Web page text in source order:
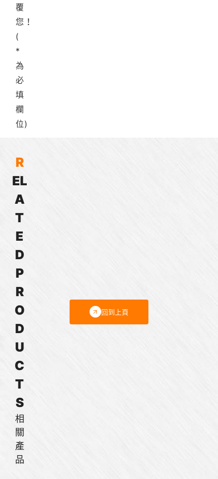
覆
您！
(
*
為
必
填
欄
位)
R
EL
A
T
E
D
P
R
O
D
U
C
T
S
相
關
產
品
回到上頁